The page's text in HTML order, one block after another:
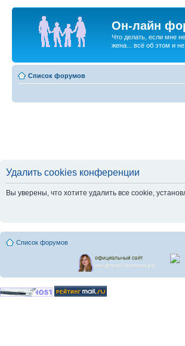
Он-лайн
Что делать, если мне
жена... всё об этом и
Список форумов
Удалить cookies конференции
Вы уверены, что хотите удалить все cookie,
Список форумов